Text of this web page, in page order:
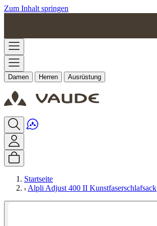
Zum Inhalt springen
Damen Herren Ausrüstung
Startseite
Alpli Adjust 400 II Kunstfaserschlafsack